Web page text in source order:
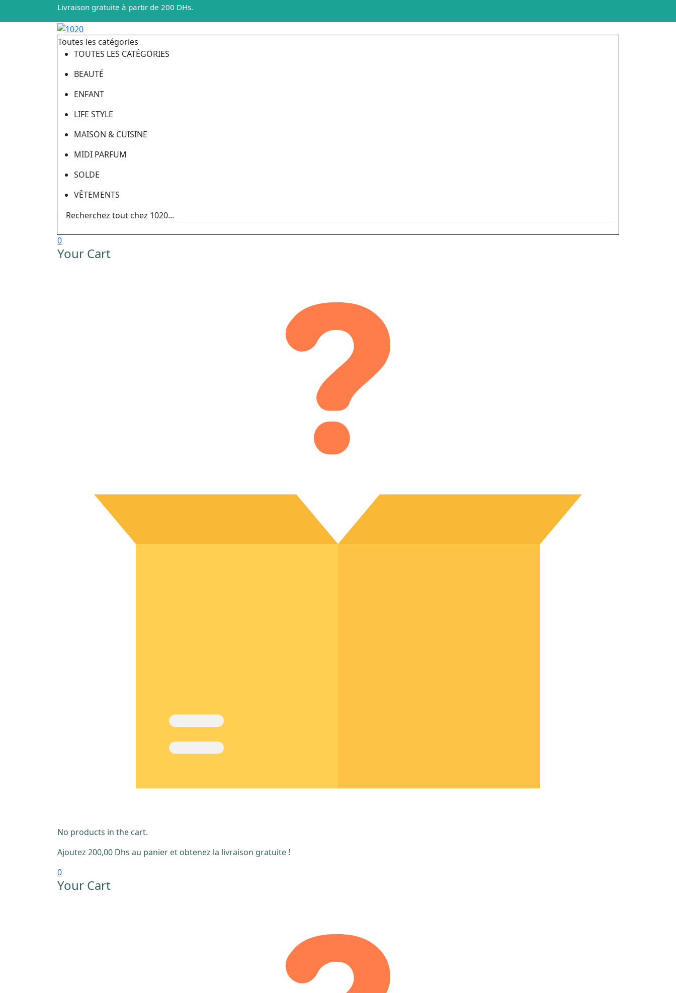
Livraison gratuite à partir de 200 DHs.
Toutes les catégories
TOUTES LES CATÉGORIES
BEAUTÉ
ENFANT
LIFE STYLE
MAISON & CUISINE
MIDI PARFUM
SOLDE
VÊTEMENTS
0
Your Cart
No products in the cart.
Ajoutez 200,00 Dhs au panier et obtenez la livraison gratuite !
0
Your Cart